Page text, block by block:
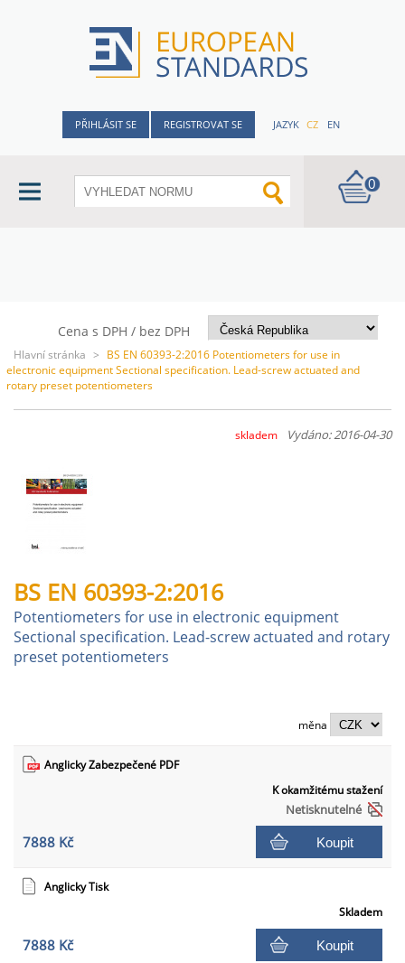
PŘIHLÁSIT SE REGISTROVAT SE JAZYK CZ EN
0
Cena s DPH / bez DPH
Hlavní stránka > BS EN 60393-2:2016 Potentiometers for use in
electronic equipment Sectional specification. Lead-screw actuated and
rotary preset potentiometers
skladem Vydáno: 2016-04-30
BS EN 60393-2:2016
Potentiometers for use in electronic equipment
Sectional specification. Lead-screw actuated and rotary
preset potentiometers
měna
Anglicky Zabezpečené PDF
K okamžitému stažení
Netisknutelné
7888 Kč Koupit
Anglicky Tisk
Skladem
7888 Kč Koupit